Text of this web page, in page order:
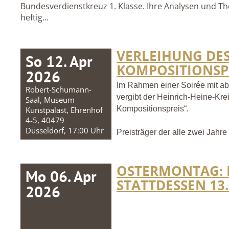
Bundesverdienstkreuz 1. Klasse. Ihre Analysen und
heftig...
So 12. Apr
2026
Robert-Schumann-
Saal, Museum
Kunstpalast, Ehrenhof
4-5, 40479
Düsseldorf, 17:00 Uhr
VERLEIHUNG
Im Rahmen einer Soirée mit
vergibt der Heinrich-Heine-
Kompositionspreis“.
Preisträger der alle zwei
Mo 06. Apr
2026
OSTERMONTAG:
STATTDESSEN